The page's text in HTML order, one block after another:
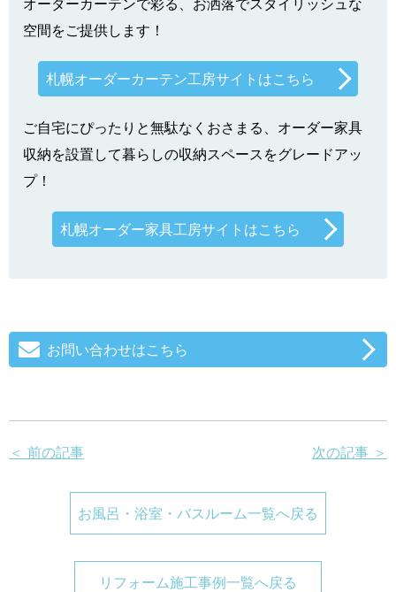
空間をご提供します！
札幌オーダーカーテン工房サイトはこちら
ご自宅にぴったりと無駄なくおさまる、オーダー家具
収納を設置して暮らしの収納スペースをグレードアッ
プ！
札幌オーダー家具工房サイトはこちら
お問い合わせはこちら
＜ 前の記事 次の記事 ＞
お風呂・浴室・バスルーム一覧へ戻る
リフォーム施工事例一覧へ戻る